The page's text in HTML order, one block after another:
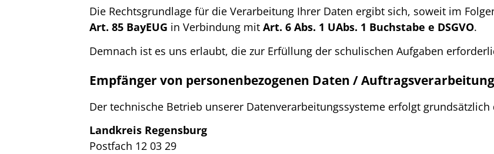
Die Rechtsgrundlage für die Verarbeitung Ihrer Daten ergibt sich, soweit im
Art. 85 BayEUG in Verbindung mit Art. 6 Abs. 1 UAbs. 1 Buchstabe e DSGVO.
Demnach ist es uns erlaubt, die zur Erfüllung der schulischen Aufgaben
Empfänger von personenbezogenen Daten / Auftragsverarbeitung
Der technische Betrieb unserer Datenverarbeitungssysteme erfolgt grundsätzlich
Landkreis Regensburg
Postfach 12 03 29